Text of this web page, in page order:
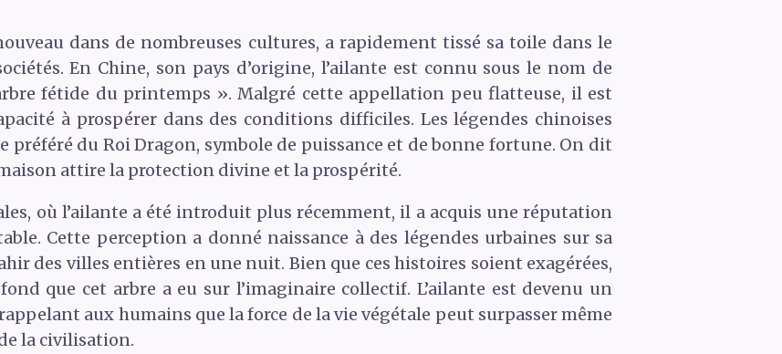
dans de nombreuses cultures, a rapidement tissé sa toile dans le
En Chine, son pays d’origine, l’ailante est connu sous le nom de
fétide du printemps ». Malgré cette appellation peu flatteuse, il est
à prospérer dans des conditions difficiles. Les légendes chinoises
préféré du Roi Dragon, symbole de puissance et de bonne fortune. On dit
attire la protection divine et la prospérité.
où l’ailante a été introduit plus récemment, il a acquis une réputation
Cette perception a donné naissance à des légendes urbaines sur sa
des villes entières en une nuit. Bien que ces histoires soient exagérées,
que cet arbre a eu sur l’imaginaire collectif. L’ailante est devenu un
aux humains que la force de la vie végétale peut surpasser même
la civilisation.